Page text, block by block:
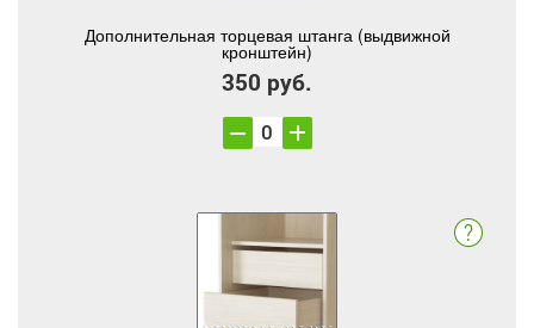
Дополнительная торцевая штанга (выдвижной
кронштейн)
350 руб.